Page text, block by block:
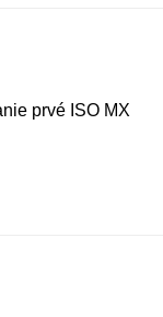
prvé ISO MX